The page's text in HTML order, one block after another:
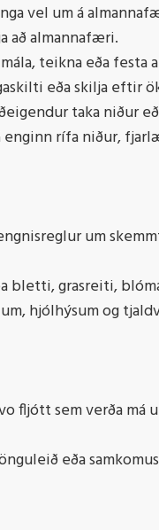
vel um á
að almannafæri.
teikna eða festa
eða skilja eftir
taka niður
enginn rífa niður,
um
bletti, grasreiti,
hjólhýsum og
fljótt sem verða
eða